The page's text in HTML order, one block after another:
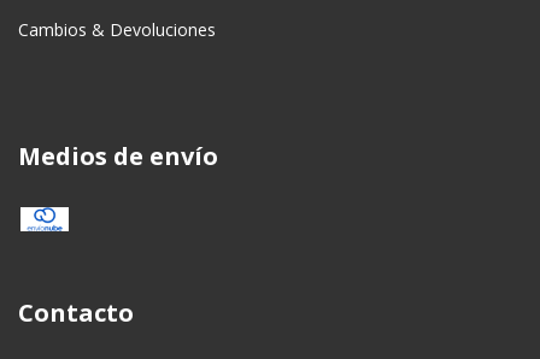
Cambios & Devoluciones
Medios de envío
Contacto